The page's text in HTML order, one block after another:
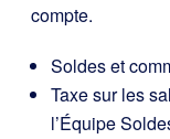
compte.
Soldes et
Taxe sur les
l’Équipe